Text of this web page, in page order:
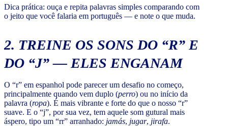
Dica prática: ouça e repita palavras simples comparando com
o jeito que você falaria em português — e note o que muda.
2. TREINE OS SONS DO “R” E
DO “J” — ELES ENGANAM
O “r” em espanhol pode parecer um desafio no começo,
principalmente quando vem duplo (perro) ou no início da
palavra (ropa). É mais vibrante e forte do que o nosso “r”
suave. E o “j”, por sua vez, tem aquele som gutural mais
áspero, tipo um “rr” arranhado: jamás, jugar, jirafa.